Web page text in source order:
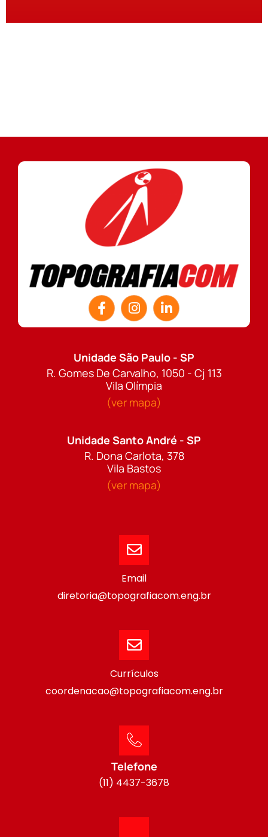
Unidade São Paulo - SP
R. Gomes De Carvalho, 1050 - Cj 113
Vila Olímpia
(ver mapa)
Unidade Santo André - SP
R. Dona Carlota, 378
Vila Bastos
(ver mapa)
Email
diretoria@topografiacom.eng.br
Currículos
coordenacao@topografiacom.eng.br
Telefone
(11) 4437-3678